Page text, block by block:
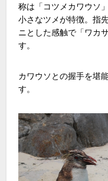
称は「コツメカワウソ
小さなツメが特徴。指
ニとした感触で「ワカ
す。
カワウソとの握手を堪
す。